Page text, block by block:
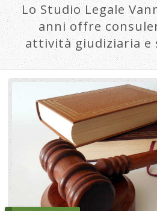
Lo Studio Legale
anni offre
attività giudiziaria e